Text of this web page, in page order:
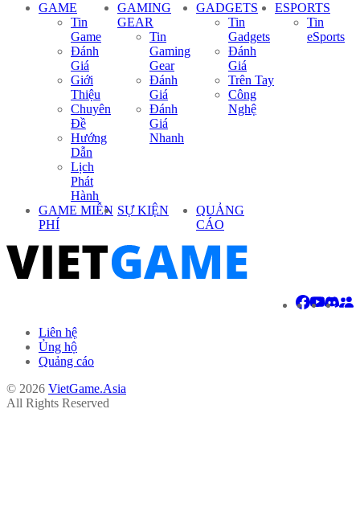
GAME
Tin
Game
Đánh
Giá
Giới
Thiệu
Chuyên
Đề
Hướng
Dẫn
Lịch
Phát
Hành
GAMING
GEAR
Tin
Gaming
Gear
Đánh
Giá
Đánh
Giá
Nhanh
GADGETS
Tin
Gadgets
Đánh
Giá
Trên Tay
Công
Nghệ
ESPORTS
Tin
eSports
GAME MIỄN
PHÍ
SỰ KIỆN
QUẢNG
CÁO
Liên hệ
Ủng hộ
Quảng cáo
© 2026 VietGame.Asia
All Rights Reserved